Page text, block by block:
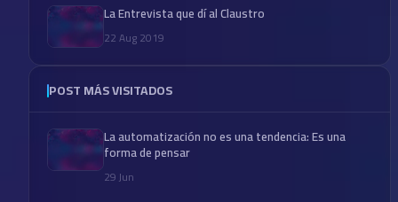
La Entrevista que dí al Claustro
22 Aug 2019
POST MÁS VISITADOS
La automatización no es una tendencia: Es una
forma de pensar
29 Jun